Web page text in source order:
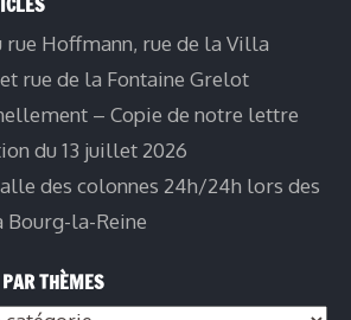
rue Hoffmann, rue de la Villa
rue de la Fontaine Grelot
– Copie de notre lettre
du 13 juillet 2026
des colonnes 24h/24h lors des
Bourg-la-Reine
THÈMES